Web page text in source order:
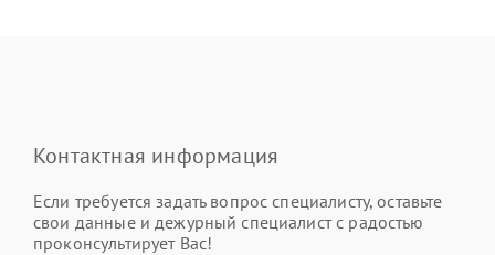
Контактная информация
Если требуется задать вопрос специалисту, оставьте
свои данные и дежурный специалист с радостью
проконсультирует Вас!